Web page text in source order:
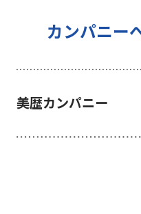
4 個人情報の
個人情報の取
部を委託する
の保護水準を
する基準を確
いたします。
カンパニー
美歴カンパニー